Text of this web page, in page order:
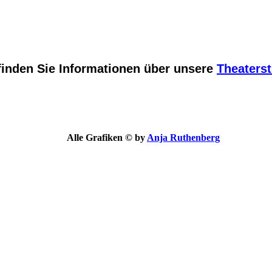
Sie Informationen über unsere
Alle Grafiken © by Anja Ruthenberg